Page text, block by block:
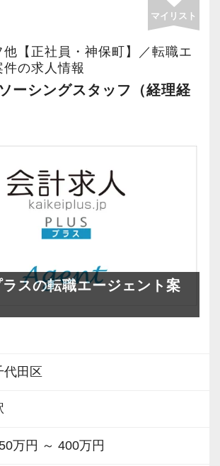
マイリスト
【正社員・神保町】／転職エ
の求人情報
ーシングスタッフ（経理経
スの転職エージェント案
代田区
万円 ～ 400万円